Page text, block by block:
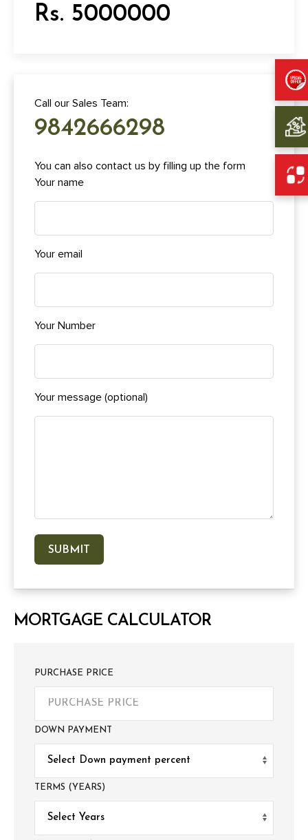
Rs. 5000000
Call our Sales Team:
9842666298
You can also contact us by filling up the form
Your name
Your email
Your Number
Your message (optional)
MORTGAGE CALCULATOR
PURCHASE PRICE
DOWN PAYMENT
TERMS (YEARS)